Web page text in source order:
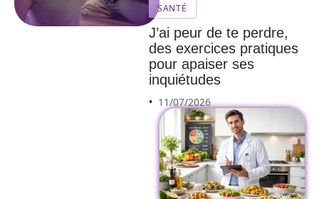
SANTÉ
J’ai peur de te perdre,
des exercices pratiques
pour apaiser ses
inquiétudes
11/07/2026